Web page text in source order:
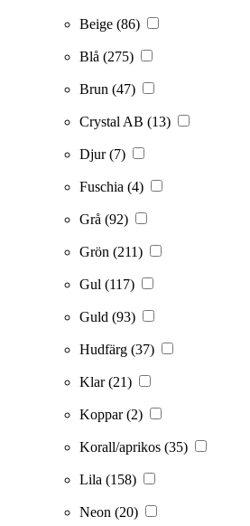
Beige (86)
Blå (275)
Brun (47)
Crystal AB (13)
Djur(7)
Fuschia (4)
Grå (92)
Grön (211)
Gul (117)
Guld (93)
Hudfärg (37)
Klar(21)
Koppar(2)
Korall/aprikos (35)
Lila (158)
Neon (20)